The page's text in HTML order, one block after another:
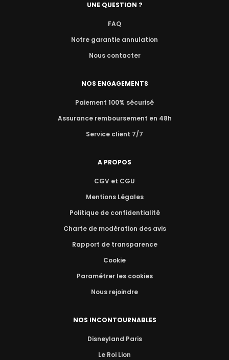
UNE QUESTION ?
FAQ
Notre garantie annulation
Nous contacter
NOS ENGAGEMENTS
Paiement 100% sécurisé
Assurance remboursement en 48h
Service client 7/7
A PROPOS
CGV et CGU
Mentions Légales
Politique de confidentialité
Charte de modération des avis
Rapport de transparence
Cookie
Paramétrer les cookies
Nous rejoindre
NOS INCONTOURNABLES
Disneyland Paris
Le Roi Lion